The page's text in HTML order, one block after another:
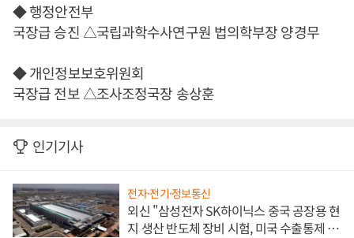
◆ 행정안전부
국장급 승진 △국립과학수사연구원 법의학부장 양경무
◆ 개인정보보호위원회
국장급 전보 △조사조정국장 송상훈
인기기사
전자·전기·정보통신
외신 "삼성전자 SK하이닉스 중국 공장용 현
지 생산 반도체 장비 시험, 미국 수출통제 대